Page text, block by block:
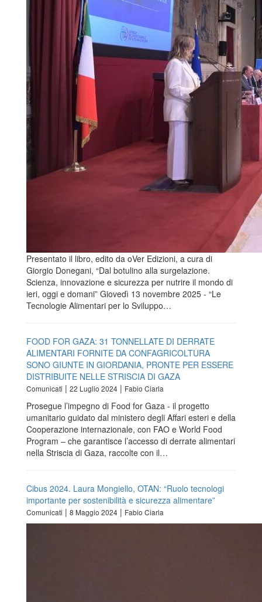
Presentato il libro, edito da oVer Edizioni, a cura di
Giorgio Donegani, “Dal botulino alla surgelazione.
Scienza, innovazione e sicurezza per nutrire il mondo di
ieri, oggi e domani” Giovedì 13 novembre 2025 - “Le
Tecnologie Alimentari per lo Sviluppo…
FOOD FOR GAZA: 31 TONNELLATE DI DERRATE
ALIMENTARI FORNITE DA CONFAGRICOLTURA
SONO GIUNTE IN GIORDANIA, PRONTE PER ESSERE
DISTRIBUITE NELLE STRISCIA DI GAZA
Comunicati | 22 Luglio 2024 | Fabio Ciarla
Prosegue l’impegno di Food for Gaza - il progetto
umanitario guidato dal ministero degli Affari esteri e della
Cooperazione internazionale, con FAO e World Food
Program – che garantisce l’accesso di derrate alimentari
nella Striscia di Gaza, raccolte con il…
Cibus 2024. Laura Mongiello, OTAN: “Ruolo tecnologi
importante per sostenibilità e sicurezza alimentare”
Comunicati | 8 Maggio 2024 | Fabio Ciarla